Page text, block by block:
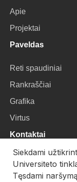
Apie
Projektai
Paveldas
Reti spaudiniai
Rankraščiai
Grafika
Virtus
Kontaktai
VU Biblioteka
Universiteto g. 3,
Siekdami
Universiteto
Tęsdami